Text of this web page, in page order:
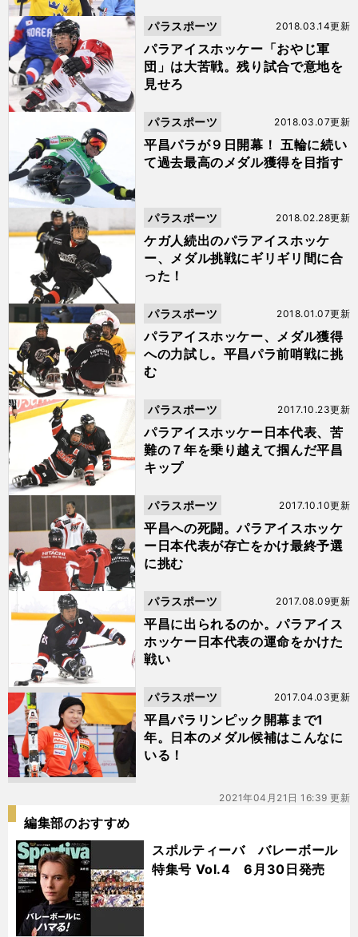
パラアイスホッケー「おやじ軍
団」は大苦戦。残り試合で意地を
見せろ
2018.03.14更新
パラスポーツ
平昌パラが９日開幕！ 五輪に続い
て過去最高のメダル獲得を目指す
2018.03.07更新
パラスポーツ
ケガ人続出のパラアイスホッケ
ー、メダル挑戦にギリギリ間に合
った！
2018.02.28更新
パラスポーツ
パラアイスホッケー、メダル獲得
への力試し。平昌パラ前哨戦に挑
む
2018.01.07更新
パラスポーツ
パラアイスホッケー日本代表、苦
難の７年を乗り越えて掴んだ平昌
キップ
2017.10.23更新
パラスポーツ
平昌への死闘。パラアイスホッケ
ー日本代表が存亡をかけ最終予選
に挑む
2017.10.10更新
パラスポーツ
平昌に出られるのか。パラアイス
ホッケー日本代表の運命をかけた
戦い
2017.08.09更新
パラスポーツ
平昌パラリンピック開幕まで1
年。日本のメダル候補はこんなに
いる！
2017.04.03更新
パラスポーツ
2021年04月21日 16:39 更新
編集部のおすすめ
スポルティーバ バレーボール
特集号 Vol.4 6月30日発売